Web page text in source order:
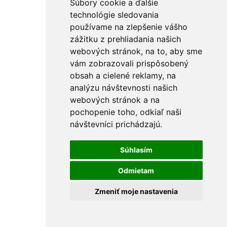
Súbory cookie a ďalšie
technológie sledovania
používame na zlepšenie vášho
zážitku z prehliadania našich
webových stránok, na to, aby sme
vám zobrazovali prispôsobený
obsah a cielené reklamy, na
analýzu návštevnosti našich
webových stránok a na
pochopenie toho, odkiaľ naši
návštevníci prichádzajú.
Súhlasím
Odmietam
Zmeniť moje nastavenia
Maliarské potreby
Miešadlá
Ostatné
PU peny a tmely
Vedrá
Špachtle a hladítka
Držiaky na brúsne mriežky
Pištole na PU penu
Vytlačovacie lisy
Krížiky a kliny
Rebríky a vozíky
FÚRIKY
Skrutkovače a hroty
Nástrčné kľúče
Držiaky hrotov
L-kľúče
Skrutkovače
Sady skrutkovačov a hrotov
Hroty KITO Gripp
Špecialne hroty
Hroty KITO Smart